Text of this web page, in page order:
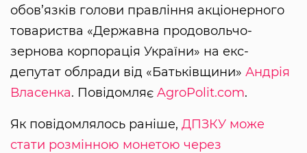
обов’язків голови правління акціонерного
товариства «Державна продовольчо-
зернова корпорація України» на екс-
депутат облради від «Батьківщини» Андрія
Власенка. Повідомляє AgroPolit.com.
Як повідомлялось раніше, ДПЗКУ може
стати розмінною монетою через